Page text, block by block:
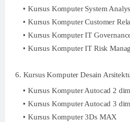
Kursus Komputer System
Kursus Komputer Customer
Kursus Komputer IT
Kursus Komputer IT Risk
6. Kursus Komputer Desain
Kursus Komputer Autocad 2
Kursus Komputer Autocad 3
Kursus Komputer 3Ds MAX